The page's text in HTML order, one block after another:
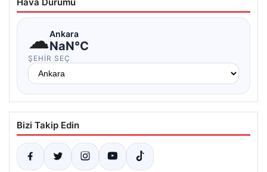
☁Ankara
NaN°C
ŞEHIR SEÇ
Bizi Takip Edin